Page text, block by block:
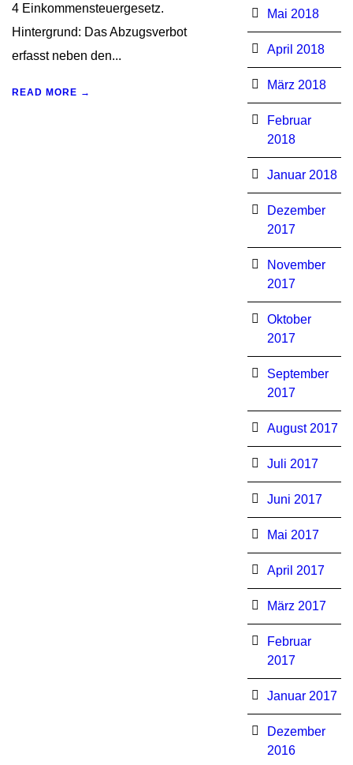
4 Einkommensteuergesetz.
Hintergrund: Das Abzugsverbot
erfasst neben den...
READ MORE →
Mai 2018
April 2018
März 2018
Februar
2018
Januar 2018
Dezember
2017
November
2017
Oktober
2017
September
2017
August 2017
Juli 2017
Juni 2017
Mai 2017
April 2017
März 2017
Februar
2017
Januar 2017
Dezember
2016